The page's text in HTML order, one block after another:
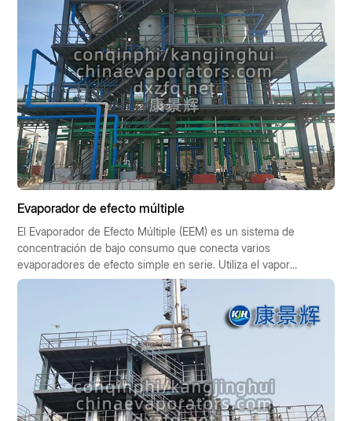
Evaporador de efecto múltiple
El Evaporador de Efecto Múltiple (EEM) es un sistema de
concentración de bajo consumo que conecta varios
evaporadores de efecto simple en serie. Utiliza el vapor
secundario generado en la etapa anterior (preefecto) para
impulsar la siguiente (subefecto), lo que permite reutilizar 1
kg de vapor fresco varias veces, multiplicando así la
capacidad de evaporación. Este artículo ofrece una visión
general sistemática desde siete puntos de vista: principio,
tipo de proceso, composición estructural, indicadores de
rendimiento, áreas de aplicación, ventajas y desventajas, y
criterios de selección.